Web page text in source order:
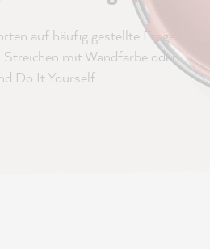
auf häufig gestellte Fragen
mit Wandfarbe oder
Do It Yourself.